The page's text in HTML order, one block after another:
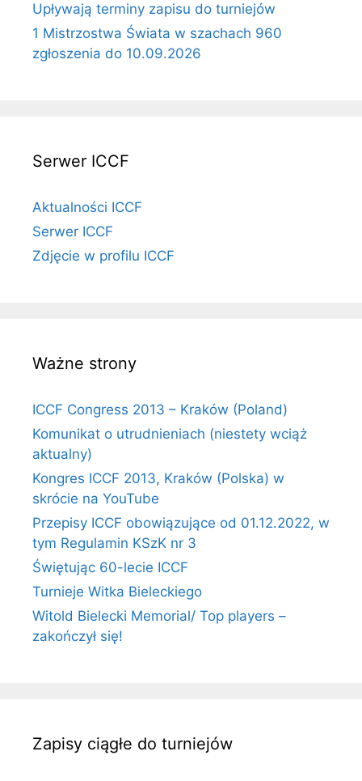
Upływają terminy zapisu do turniejów
1 Mistrzostwa Świata w szachach 960
zgłoszenia do 10.09.2026
Serwer ICCF
Aktualności ICCF
Serwer ICCF
Zdjęcie w profilu ICCF
Ważne strony
ICCF Congress 2013 – Kraków (Poland)
Komunikat o utrudnieniach (niestety wciąż
aktualny)
Kongres ICCF 2013, Kraków (Polska) w
skrócie na YouTube
Przepisy ICCF obowiązujące od 01.12.2022, w
tym Regulamin KSzK nr 3
Świętując 60-lecie ICCF
Turnieje Witka Bieleckiego
Witold Bielecki Memorial/ Top players –
zakończył się!
Zapisy ciągłe do turniejów